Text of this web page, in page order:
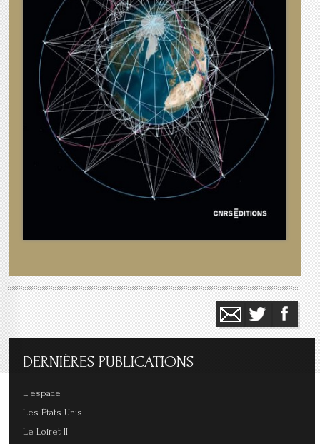
DERNIÈRES PUBLICATIONS
L'espace
Les États-Unis
Le Loiret II